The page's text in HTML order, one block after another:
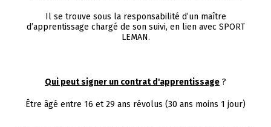
Il se trouve sous la responsabilité d’un maître
d’apprentissage chargé de son suivi, en lien avec SPORT
LEMAN.
Qui peut signer un contrat d'apprentissage ?
Être âgé entre 16 et 29 ans révolus (30 ans moins 1 jour)